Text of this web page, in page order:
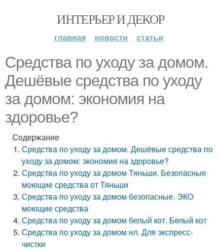
ИНТЕРЬЕР И ДЕКОР
главная новости статьи
Средства по уходу за домом.
Дешёвые средства по уходу
за домом: экономия на
здоровье?
Содержание
Средства по уходу за домом. Дешёвые средства по
уходу за домом: экономия на здоровье?
Средства по уходу за домом Тяньши. Безопасные
моющие средства от Тяньши
Средства по уходу за домом безопасные. ЭКО
моющие средства
Средства по уходу за домом белый кот. Белый кот
Средства по уходу за домом нл. Для экспресс-
чистки